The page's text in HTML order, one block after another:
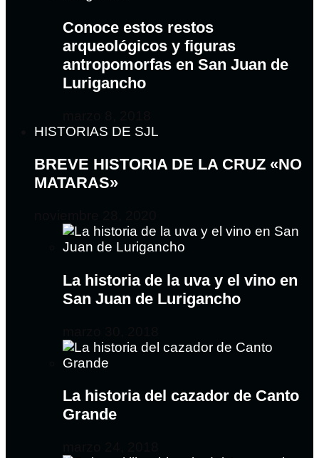
Conoce estos restos
arqueológicos y figuras
antropomorfas en San Juan de
Lurigancho
HISTORIAS DE SJL
BREVE HISTORIA DE LA CRUZ «NO
MATARAS»
La historia de la uva y el vino en
San Juan de Lurigancho
La historia del cazador de Canto
Grande